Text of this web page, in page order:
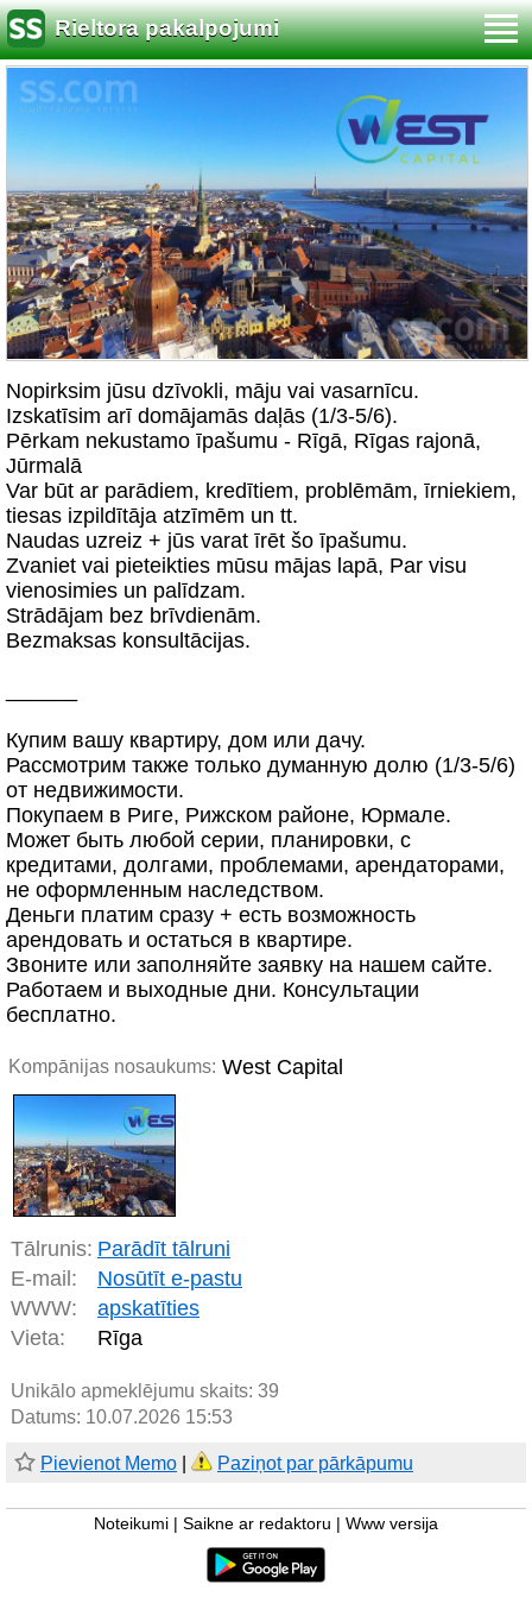
Rieltora pakalpojumi
Nopirksim jūsu dzīvokli, māju vai vasarnīcu.
Izskatīsim arī domājamās daļās (1/3-5/6).
Pērkam nekustamo īpašumu - Rīgā, Rīgas rajonā,
Jūrmalā
Var būt ar parādiem, kredītiem, problēmām, īrniekiem,
tiesas izpildītāja atzīmēm un tt.
Naudas uzreiz + jūs varat īrēt šo īpašumu.
Zvaniet vai pieteikties mūsu mājas lapā, Par visu
vienosimies un palīdzam.
Strādājam bez brīvdienām.
Bezmaksas konsultācijas.
Купим вашу квартиру, дом или дачу.
Рассмотрим также только думанную долю (1/3-5/6)
от недвижимости.
Покупаем в Риге, Рижском районе, Юрмале.
Может быть любой серии, планировки, с
кредитами, долгами, проблемами, арендаторами,
не оформленным наследством.
Деньги платим сразу + есть возможность
арендовать и остаться в квартире.
Звоните или заполняйте заявку на нашем сайте.
Работаем и выходные дни. Консультации
бесплатно.
Kompānijas nosaukums: West Capital
Tālrunis: Parādīt tālruni
E-mail:
Nosūtīt e-pastu
WWW:
apskatīties
Vieta:
Rīga
Unikālo apmeklējumu skaits: 39
Datums: 10.07.2026 15:53
Pievienot Memo Paziņot par pārkāpumu
Noteikumi Saikne ar redaktoru Www versija